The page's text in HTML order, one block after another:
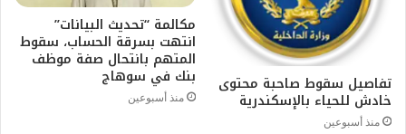
تفاصيل سقوط صاحبة محتوى
خادش للحياء بالإسكندرية
منذ أسبوعين
مكالمة “تحديث البيانات”
انتهت بسرقة الحساب، سقوط
المتهم بانتحال صفة موظف
بنك في سوهاج
منذ أسبوعين